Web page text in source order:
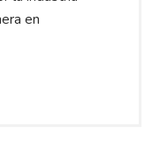
en